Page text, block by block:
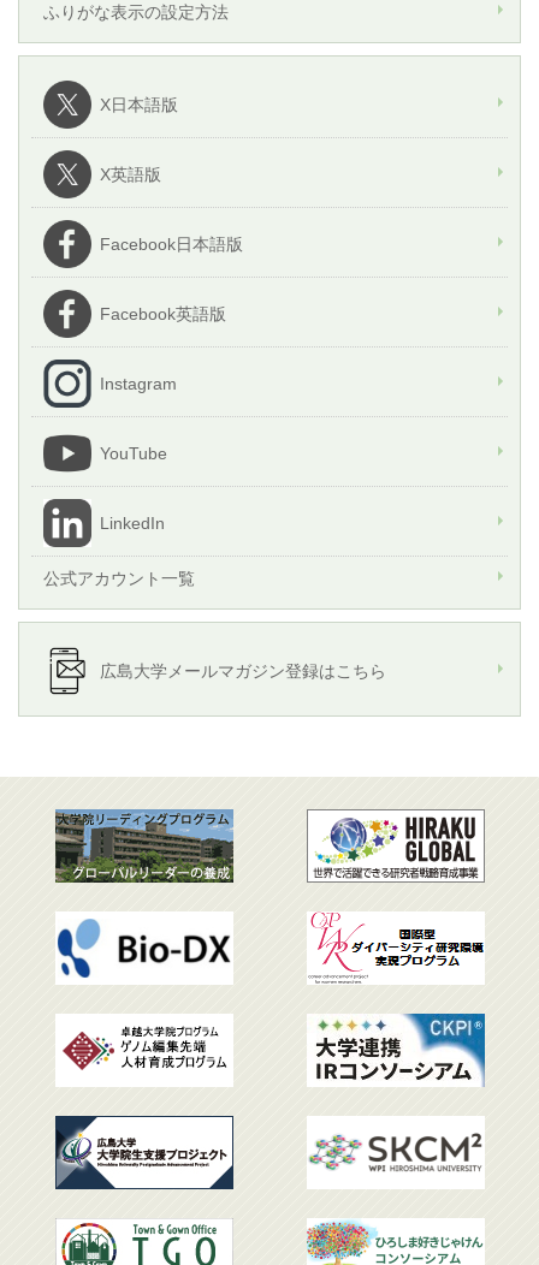
ふりがな表示の設定方法
X日本語版
X英語版
Facebook日本語版
Facebook英語版
Instagram
YouTube
LinkedIn
公式アカウント一覧
広島大学メールマガジン登録はこちら